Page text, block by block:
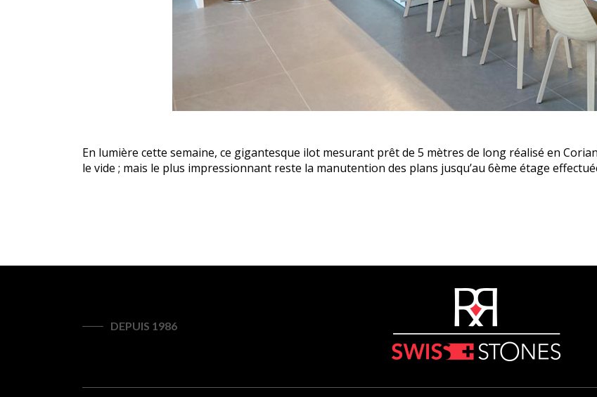
En lumière cette semaine, ce gigantesque ilot mesurant prêt de 5 mètres de long réalisé en
le vide ; mais le plus impressionnant reste la manutention des plans jusqu’au 6ème étage
DEPUIS 1986